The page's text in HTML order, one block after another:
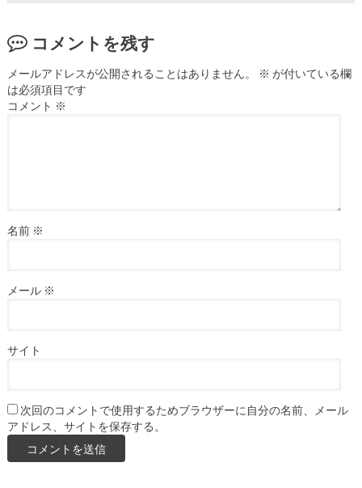
コメントを残す
メールアドレスが公開されることはありません。 ※ が付いている欄
は必須項目です
コメント ※
名前 ※
メール ※
サイト
次回のコメントで使用するためブラウザーに自分の名前、メール
アドレス、サイトを保存する。